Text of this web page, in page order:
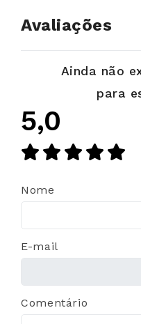
Avaliações
Ainda não
para
5,0
Nome
E-mail
Comentário